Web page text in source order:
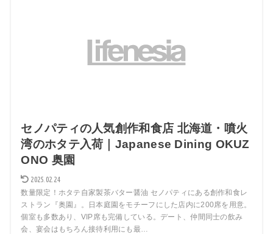
セノパティの人気創作和食店 北海道・噴火
湾のホタテ入荷｜Japanese Dining OKUZ
ONO 奥園
2025.02.24
数量限定！ホタテ自家製茶バター醤油 セノパティにある創作和食レ
ストラン『奥園』。日本庭園をモチーフにした店内に200席を用意。
個室も多数あり、VIP席も完備している。デート、仲間同士の飲み
会、宴会はもちろん接待利用にも最…